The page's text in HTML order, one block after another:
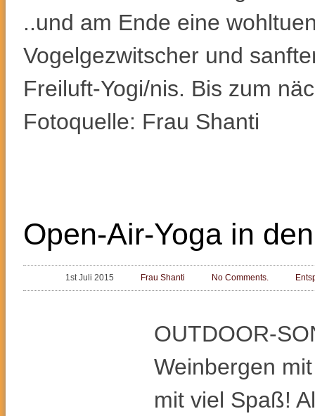
..und am Ende eine
Vogelgezwitscher und
Freiluft-Yogi/nis. Bis zum
Fotoquelle: Frau Shanti
Open-Air-Yoga in
1st Juli 2015 Frau Shanti No Comments.
OUTDOOR-
Weinbergen
mit viel Spaß!